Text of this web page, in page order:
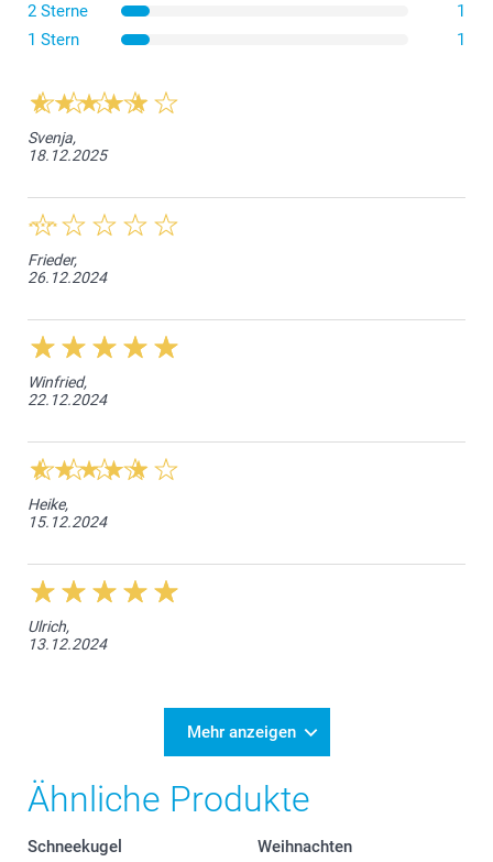
2 Sterne
1
1 Stern
1
Svenja,
18.12.2025
Frieder,
26.12.2024
Winfried,
22.12.2024
Heike,
15.12.2024
Ulrich,
13.12.2024
Mehr anzeigen
Ähnliche Produkte
Schneekugel
Weihnachten